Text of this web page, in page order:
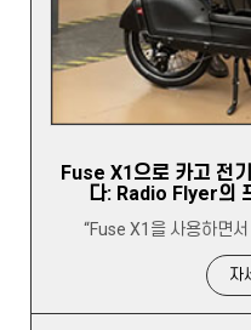
Fuse X1으로 카고 전
다: Radio Flyer의
“Fuse X1을 사용하면
자